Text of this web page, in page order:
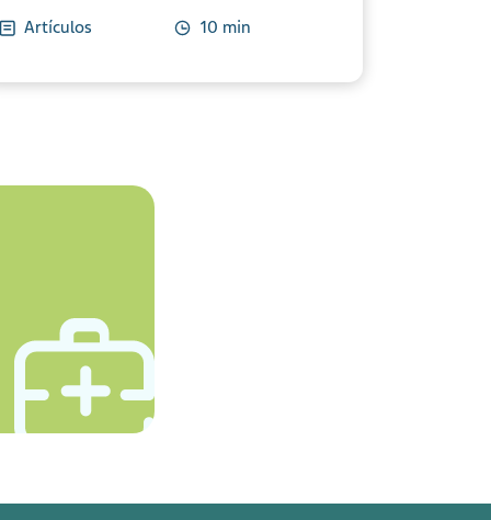
Artículos
10 min